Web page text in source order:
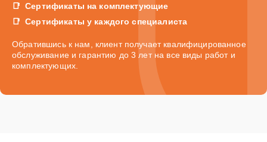
Сертификаты на комплектующие
Сертификаты у каждого специалиста
Обратившись к нам, клиент получает квалифицированное
обслуживание и гарантию до 3 лет на все виды работ и
комплектующих.